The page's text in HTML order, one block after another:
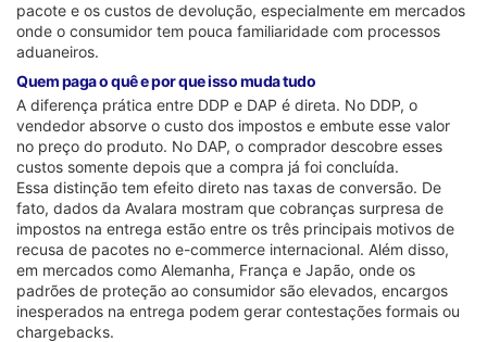
pacote e os custos de devolução, especialmente em mercados
onde o consumidor tem pouca familiaridade com processos
aduaneiros.
Quem paga o quê e por que isso muda tudo
A diferença prática entre DDP e DAP é direta. No DDP, o
vendedor absorve o custo dos impostos e embute esse valor
no preço do produto. No DAP, o comprador descobre esses
custos somente depois que a compra já foi concluída.
Essa distinção tem efeito direto nas taxas de conversão. De
fato, dados da Avalara mostram que cobranças surpresa de
impostos na entrega estão entre os três principais motivos de
recusa de pacotes no e-commerce internacional. Além disso,
em mercados como Alemanha, França e Japão, onde os
padrões de proteção ao consumidor são elevados, encargos
inesperados na entrega podem gerar contestações formais ou
chargebacks.